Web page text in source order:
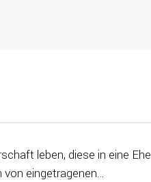
leben, diese in eine Ehe
eingetragenen…